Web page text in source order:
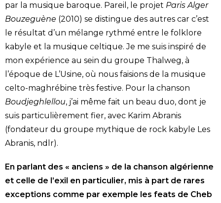
par la musique baroque. Pareil, le projet Paris Alger
Bouzeguène (2010) se distingue des autres car c’est
le résultat d’un mélange rythmé entre le folklore
kabyle et la musique celtique. Je me suis inspiré de
mon expérience au sein du groupe Thalweg, à
l’époque de L’Usine, où nous faisions de la musique
celto-maghrébine très festive. Pour la chanson
Boudjeghlellou, j’ai même fait un beau duo, dont je
suis particulièrement fier, avec Karim Abranis
(fondateur du groupe mythique de rock kabyle Les
Abranis, ndlr).
En parlant des « anciens » de la chanson algérienne
et celle de l’exil en particulier, mis à part de rares
exceptions comme par exemple les feats de Cheb